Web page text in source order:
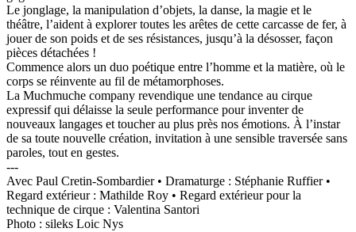
Le jonglage, la manipulation d’objets, la danse, la magie et le
théâtre, l’aident à explorer toutes les arêtes de cette carcasse de fer, à
jouer de son poids et de ses résistances, jusqu’à la désosser, façon
pièces détachées !
Commence alors un duo poétique entre l’homme et la matière, où le
corps se réinvente au fil de métamorphoses.
La Muchmuche company revendique une tendance au cirque
expressif qui délaisse la seule performance pour inventer de
nouveaux langages et toucher au plus près nos émotions. À l’instar
de sa toute nouvelle création, invitation à une sensible traversée sans
paroles, tout en gestes.
---
Avec Paul Cretin-Sombardier • Dramaturge : Stéphanie Ruffier •
Regard extérieur : Mathilde Roy • Regard extérieur pour la
technique de cirque : Valentina Santori
Photo : sileks Loic Nys